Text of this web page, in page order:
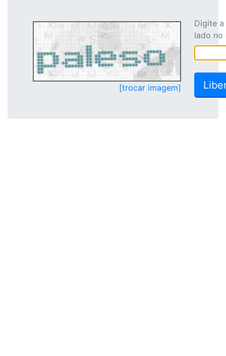
[trocar imagem]
Digite
lado no